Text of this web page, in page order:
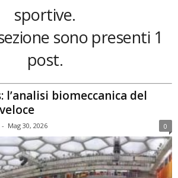
sportive.
sono presenti 1
post.
l’analisi biomeccanica del
- Mag 30, 2026 0